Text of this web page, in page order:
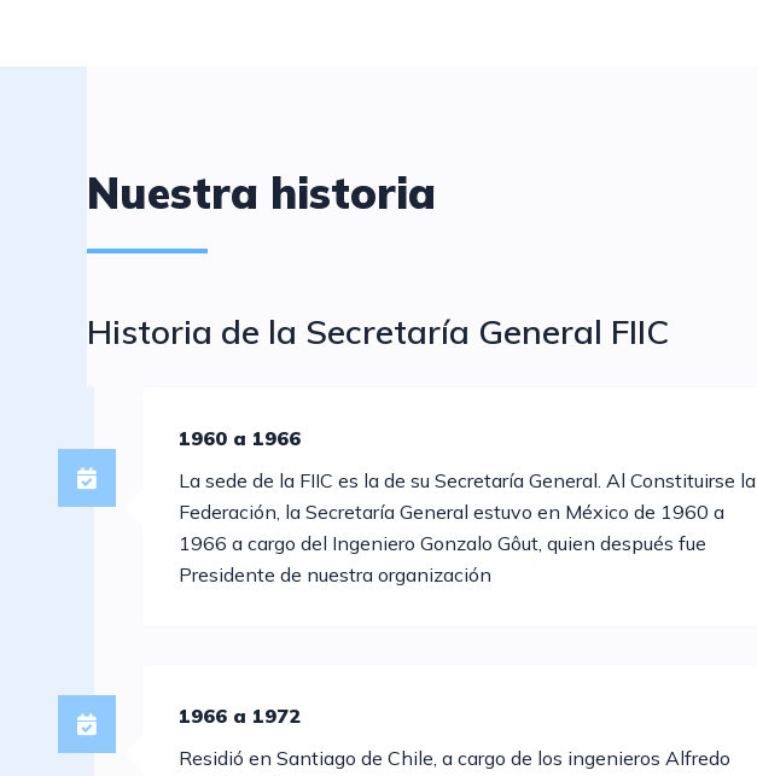
Nuestra historia
Historia de la Secretaría General FIIC
1960 a 1966
La sede de la FIIC es la de su Secretaría General. Al Constituirse la
Federación, la Secretaría General estuvo en México de 1960 a
1966 a cargo del Ingeniero Gonzalo Gôut, quien después fue
Presidente de nuestra organización
1966 a 1972
Residió en Santiago de Chile, a cargo de los ingenieros Alfredo